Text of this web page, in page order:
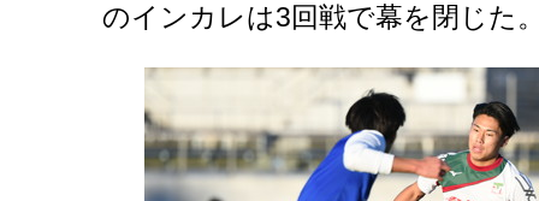
のインカレは3回戦で幕を閉じた